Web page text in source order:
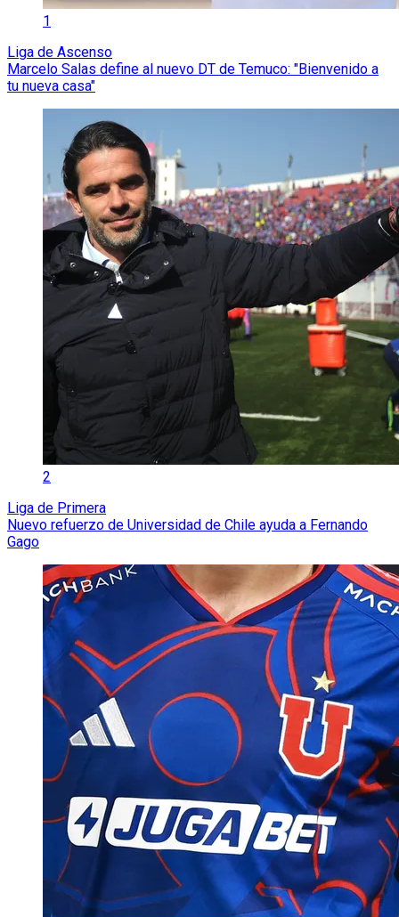
1
Liga de Ascenso
Marcelo Salas define al nuevo DT de Temuco: "Bienvenido a
tu nueva casa"
2
Liga de Primera
Nuevo refuerzo de Universidad de Chile ayuda a Fernando
Gago